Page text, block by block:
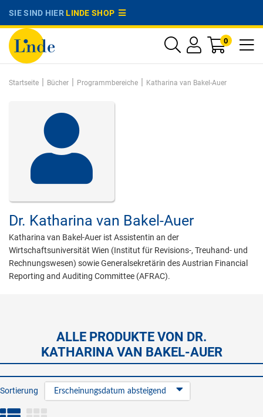
SIE SIND HIERLINDE SHOP
0
Startseite | Bücher | Programmbereiche | Katharina van Bakel-Auer
Dr. Katharina van Bakel-Auer
Katharina van Bakel-Auer ist Assistentin an der
Wirtschaftsuniversität Wien (Institut für Revisions-, Treuhand- und
Rechnungswesen) sowie Generalsekretärin des Austrian Financial
Reporting and Auditing Committee (AFRAC).
ALLE PRODUKTE VON DR.
KATHARINA VAN BAKEL-AUER
Sortierung Erscheinungsdatum absteigend